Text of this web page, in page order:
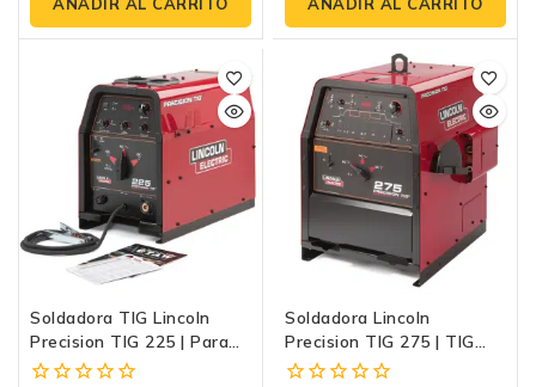
5
5
Soldadora TIG Lincoln
Precision TIG 225 | Para
Aluminio Y Acero
Soldadora Lincoln
Precision TIG 275 | TIG
AC/DC 340A